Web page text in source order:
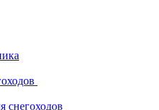
снегоходов